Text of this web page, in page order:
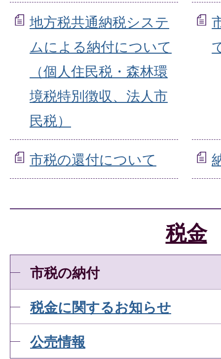
地方税共通納税システ
ムによる納付について
（個人住民税・森林環
境税特別徴収、法人市
民税）
市税の還付について
税金
市税の納付
税金に関するお知らせ
公売情報